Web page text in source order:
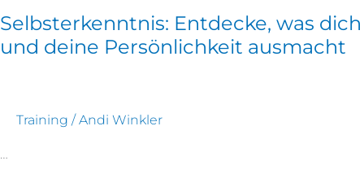
Selbsterkenntnis: Entdecke, was dich
und deine Persönlichkeit ausmacht
Training /Andi Winkler
…